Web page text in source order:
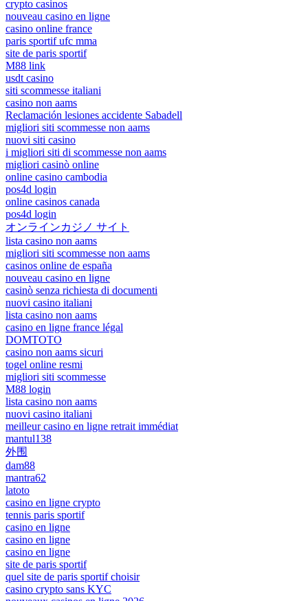
crypto casinos
nouveau casino en ligne
casino online france
paris sportif ufc mma
site de paris sportif
M88 link
usdt casino
siti scommesse italiani
casino non aams
Reclamación lesiones accidente Sabadell
migliori siti scommesse non aams
nuovi siti casino
i migliori siti di scommesse non aams
migliori casinò online
online casino cambodia
pos4d login
online casinos canada
pos4d login
オンラインカジノ サイト
lista casino non aams
migliori siti scommesse non aams
casinos online de españa
nouveau casino en ligne
casinò senza richiesta di documenti
nuovi casino italiani
lista casino non aams
casino en ligne france légal
DOMTOTO
casino non aams sicuri
togel online resmi
migliori siti scommesse
M88 login
lista casino non aams
nuovi casino italiani
meilleur casino en ligne retrait immédiat
mantul138
外围
dam88
mantra62
latoto
casino en ligne crypto
tennis paris sportif
casino en ligne
casino en ligne
casino en ligne
site de paris sportif
quel site de paris sportif choisir
casino crypto sans KYC